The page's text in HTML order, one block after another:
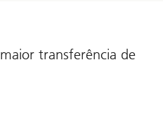
transferência de